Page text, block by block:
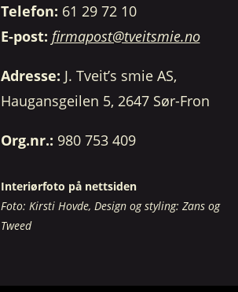
Telefon: 61 29 72 10
E-post: firmapost@tveitsmie.no
Adresse: J. Tveit’s smie AS,
Haugansgeilen 5, 2647 Sør-Fron
Org.nr.: 980 753 409
Interiørfoto på nettsiden
Foto: Kirsti Hovde, Design og styling: Zans og
Tweed